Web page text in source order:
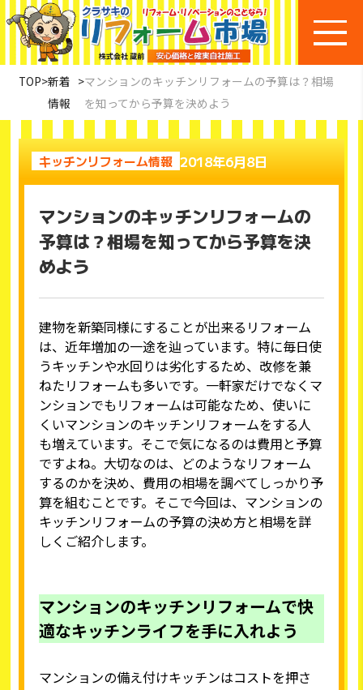
TOP>新着
情報
>マンションのキッチンリフォームの予算は？相場
を知ってから予算を決めよう
キッチンリフォーム情報 2018年6月8日
マンションのキッチンリフォームの
予算は？相場を知ってから予算を決
めよう
建物を新築同様にすることが出来るリフォーム
は、近年増加の一途を辿っています。特に毎日使
うキッチンや水回りは劣化するため、改修を兼
ねたリフォームも多いです。一軒家だけでなくマ
ンションでもリフォームは可能なため、使いに
くいマンションのキッチンリフォームをする人
も増えています。そこで気になるのは費用と予算
ですよね。大切なのは、どのようなリフォーム
するのかを決め、費用の相場を調べてしっかり予
算を組むことです。そこで今回は、マンションの
キッチンリフォームの予算の決め方と相場を詳
しくご紹介します。
マンションのキッチンリフォームで快
適なキッチンライフを手に入れよう
マンションの備え付けキッチンはコストを押さ